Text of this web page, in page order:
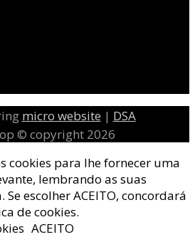
micro website | DSA
© copyright 2026
cookies para lhe fornecer uma
lembrando as suas
escolher ACEITO, concordará
de cookies.
ACEITO